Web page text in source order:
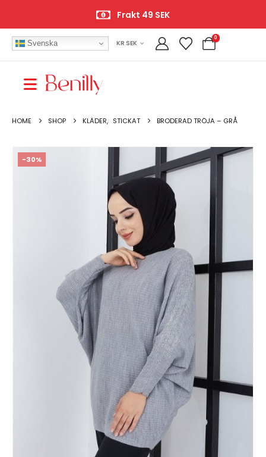
Frakt 49 SEK
Svenska KR SEK
0
HOME SHOP KLÄDER, STICKAT BRODERAD TRÖJA – GRÅ
-30%